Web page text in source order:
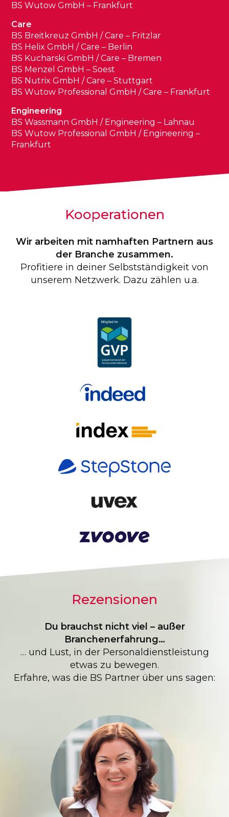
BS Wutow GmbH – Frankfurt
Care
BS Breitkreuz GmbH / Care – Fritzlar
BS Helix GmbH / Care – Berlin
BS Kucharski GmbH / Care – Bremen
BS Menzel GmbH – Soest
BS Nutrix GmbH / Care – Stuttgart
BS Wutow Professional GmbH / Care – Frankfurt
Engineering
BS Wassmann GmbH / Engineering – Lahnau
BS Wutow Professional GmbH / Engineering –
Frankfurt
Kooperationen
Wir arbeiten mit namhaften Partnern aus
der Branche zusammen.
Profitiere in deiner Selbstständigkeit von
unserem Netzwerk. Dazu zählen u.a.
Rezensionen
Du brauchst nicht viel – außer
Branchenerfahrung…
… und Lust, in der Personaldienstleistung
etwas zu bewegen.
Erfahre, was die BS Partner über uns sagen: